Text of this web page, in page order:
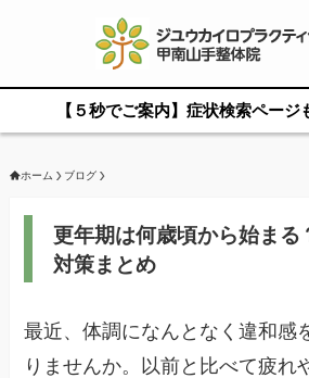
【５秒でご案内】症状検索ページ
ホーム ブログ
更年期は何歳頃から始まる
対策まとめ
最近、体調になんとなく違和感
りませんか。以前と比べて疲れ